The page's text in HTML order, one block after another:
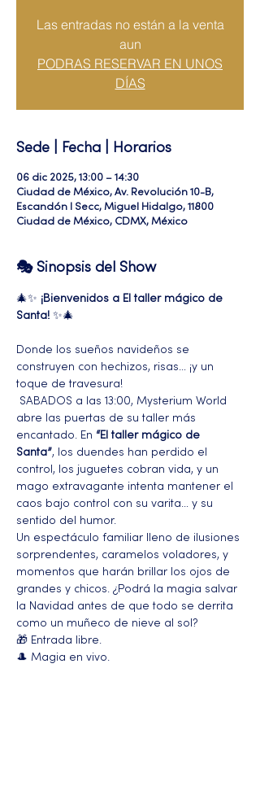
Las entradas no están a la venta
aun
PODRAS RESERVAR EN UNOS
DÍAS
Sede | Fecha | Horarios
06 dic 2025, 13:00 – 14:30
Ciudad de México, Av. Revolución 10-B,
Escandón I Secc, Miguel Hidalgo, 11800
Ciudad de México, CDMX, México
🎭 Sinopsis del Show
🎄✨ ¡Bienvenidos a El taller mágico de
Santa! ✨🎄
Donde los sueños navideños se
construyen con hechizos, risas… ¡y un
toque de travesura!
SABADOS a las 13:00, Mysterium World
abre las puertas de su taller más
encantado. En “El taller mágico de
Santa”, los duendes han perdido el
control, los juguetes cobran vida, y un
mago extravagante intenta mantener el
caos bajo control con su varita… y su
sentido del humor.
Un espectáculo familiar lleno de ilusiones
sorprendentes, caramelos voladores, y
momentos que harán brillar los ojos de
grandes y chicos. ¿Podrá la magia salvar
la Navidad antes de que todo se derrita
como un muñeco de nieve al sol?
🎁 Entrada libre.
🎩 Magia en vivo.